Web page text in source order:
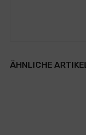
ÄHNLICHE